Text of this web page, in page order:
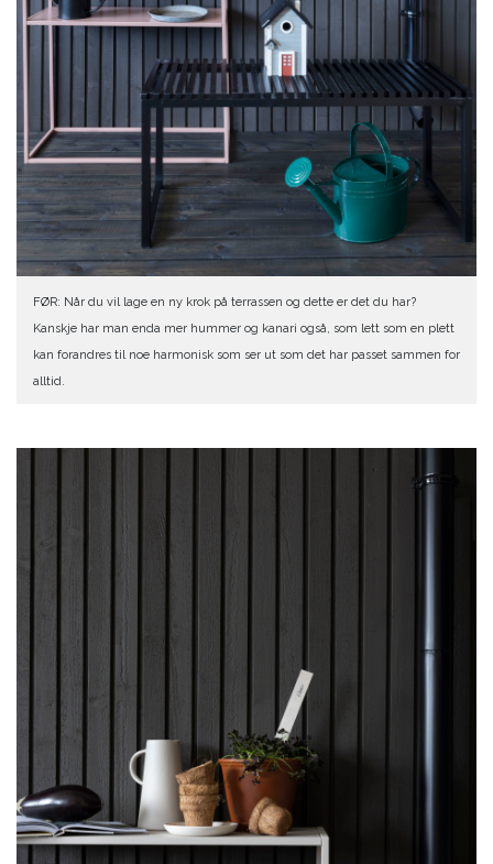
FØR: Når du vil lage en ny krok på terrassen og dette er det du har?
Kanskje har man enda mer hummer og kanari også, som lett som en plett
kan forandres til noe harmonisk som ser ut som det har passet sammen for
alltid.